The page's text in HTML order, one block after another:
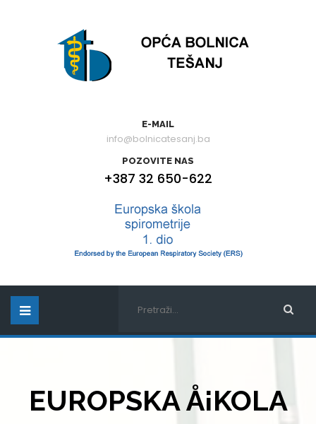
E-MAIL
info@bolnicatesanj.ba
POZOVITE NAS
+387 32 650-622
EUROPSKA Å¡KOLA